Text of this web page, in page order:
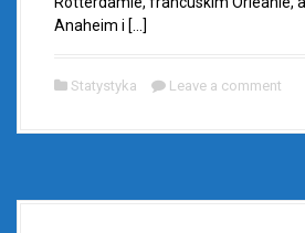
Anaheim i […]
Statystyka Leave a comment